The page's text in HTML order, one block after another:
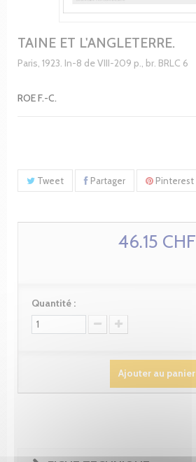
TAINE ET L'ANGLETERRE.
Paris, 1923. In-8 de VIII-209 p., br. BRLC 6
ROE F.-C.
Tweet Partager Pinterest
46.15 CHF
Quantité :
Ajouter au panier